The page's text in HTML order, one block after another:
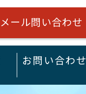
メール問い合わせ
お問い合わせ